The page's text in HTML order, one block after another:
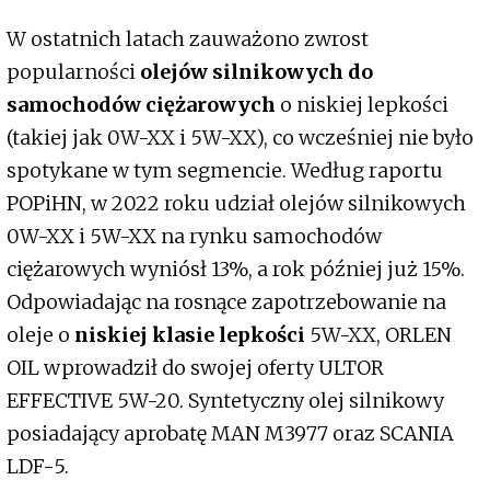
W ostatnich latach zauważono zwrost
popularności olejów silnikowych do
samochodów ciężarowych o niskiej lepkości
(takiej jak 0W-XX i 5W-XX), co wcześniej nie było
spotykane w tym segmencie. Według raportu
POPiHN, w 2022 roku udział olejów silnikowych
0W-XX i 5W-XX na rynku samochodów
ciężarowych wyniósł 13%, a rok później już 15%.
Odpowiadając na rosnące zapotrzebowanie na
oleje o niskiej klasie lepkości 5W-XX, ORLEN
OIL wprowadził do swojej oferty ULTOR
EFFECTIVE 5W-20. Syntetyczny olej silnikowy
posiadający aprobatę MAN M3977 oraz SCANIA
LDF-5.